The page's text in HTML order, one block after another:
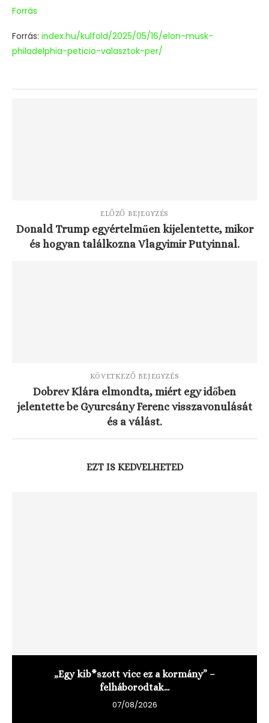
Forrás
Forrás: index.hu/kulfold/2025/05/16/elon-musk-
philadelphia-peticio-valasztok-per/
ELŐZŐ BEJEGYZÉS
Donald Trump egyértelműen kijelentette, mikor
és hogyan találkozna Vlagyimir Putyinnal.
KÖVETKEZŐ BEJEGYZÉS
Dobrev Klára elmondta, miért egy időben
jelentette be Gyurcsány Ferenc visszavonulását
és a válást.
EZT IS KEDVELHETED
„Egy kib*szott vicc ez a kormány” –
felháborodtak...
07/08/2026